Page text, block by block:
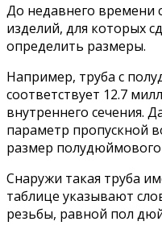
До недавнего времени
изделий, для которых
определить размеры.
Например, труба с
соответствует 12.7
внутреннего сечения.
параметр пропускной
размер полудюймового
Снаружи такая труба
таблице указывают
резьбы, равной пол